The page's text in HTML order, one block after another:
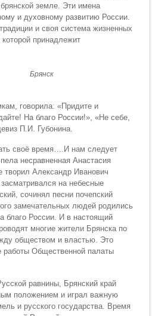
земле. Эти имена
и духовному развитию России.
и своя система жизненных
принадлежит
Брянск
говорила: «Придите и
На благо России!», «Не себе,
П.И. Губонина.
своё время….И нам следует
несравненная Анастасия
творил Александр Иванович
на небесные
сочинял песни почепский
замечательных людей родились
благо России. И в настоящий
многие жители Брянска по
обществом и властью. Это
работы Общественной палаты
равнины, Брянский край
положением и играл важную
и русского государства. Время